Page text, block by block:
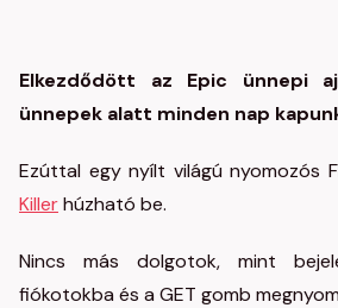
Elkezdődött az Epic ünnepi
ünnepek alatt minden nap
Ezúttal egy nyílt világú nyomozós
Killerhúzható be.
Nincs más dolgotok, mint
fiókotokba és a GET gomb